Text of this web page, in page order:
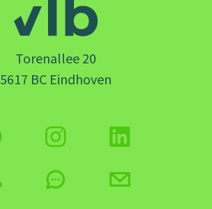
Torenallee 20
5617 BC Eindhoven